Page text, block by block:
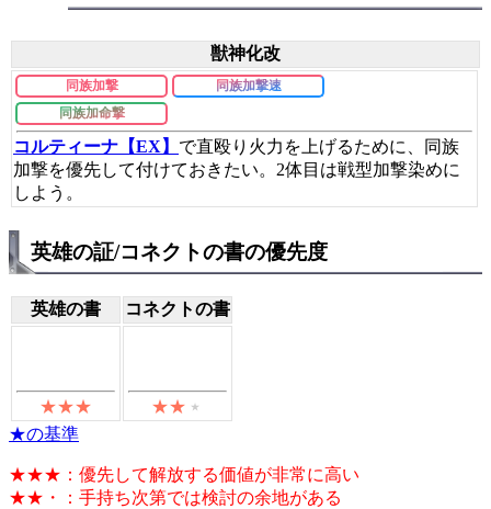
獣神化改
同族加撃
同族加撃速
同族加命撃
コルティーナ【EX】 で直殴り火力を上げるために、同族
加撃を優先して付けておきたい。2体目は戦型加撃染めに
しよう。
英雄の証/コネクトの書の優先度
英雄の書 コネクトの書
★の基準
★★★：優先して解放する価値が非常に高い
★★・：手持ち次第では検討の余地がある